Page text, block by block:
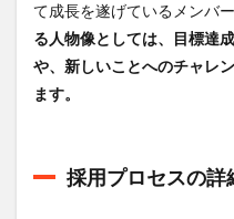
6.2
課題
とし
7
て成長を遂げているメンバ
る人物像としては、目標達
や、新しいことへのチャレ
ます。
採用プロセスの詳